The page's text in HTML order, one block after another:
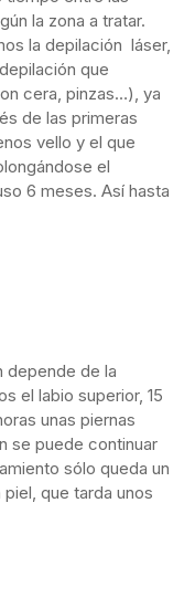
la zona a tratar.
la depilación láser,
que
cera, pinzas…), ya
de las primeras
vello y el que
el
6 meses. Así hasta
depende de la
el labio superior, 15
unas piernas
se puede continuar
sólo queda un
que tarda unos